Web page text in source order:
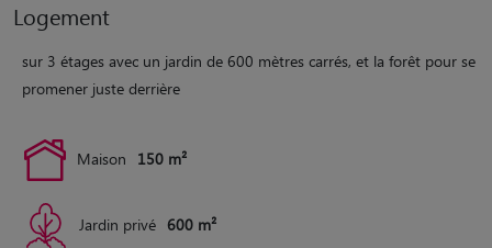
Logement
sur 3 étages avec un jardin de 600 mètres carrés, et la forêt pour se
promener juste derrière
Maison 150 m²
Jardin privé 600 m²